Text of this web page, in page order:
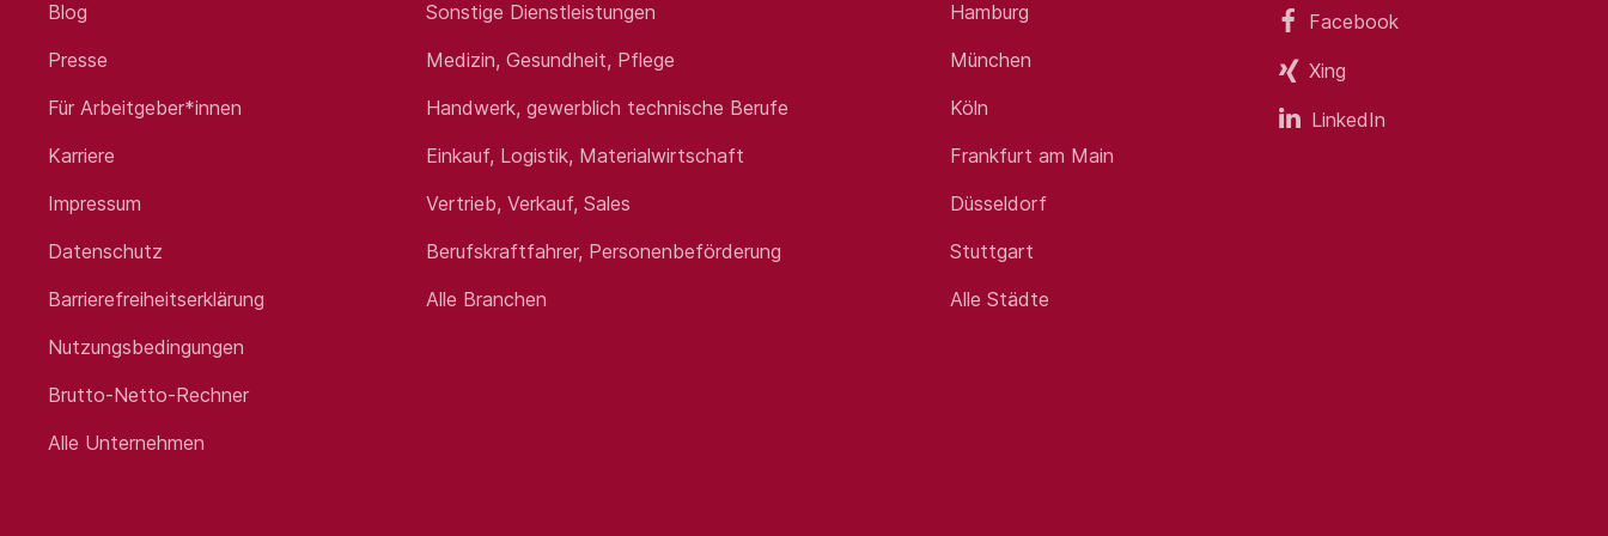
Blog
Presse
Für Arbeitgeber*innen
Karriere
Impressum
Datenschutz
Barrierefreiheitserklärung
Nutzungsbedingungen
Brutto-Netto-Rechner
Alle Unternehmen
Sonstige Dienstleistungen
Medizin, Gesundheit, Pflege
Handwerk, gewerblich technische Berufe
Einkauf, Logistik, Materialwirtschaft
Vertrieb, Verkauf, Sales
Berufskraftfahrer, Personenbeförderung
Alle Branchen
Hamburg
München
Köln
Frankfurt am Main
Düsseldorf
Stuttgart
Alle Städte
Facebook
Xing
LinkedIn